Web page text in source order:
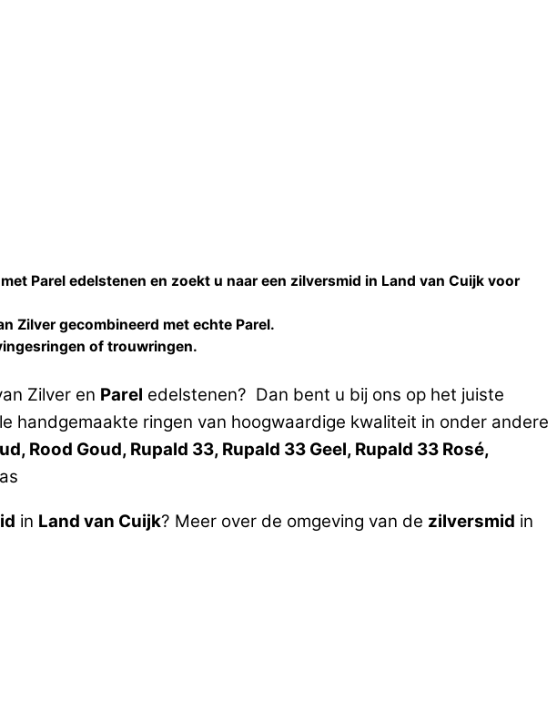
Parel edelstenen en zoekt u naar een zilversmid in Land van Cuijk voor
Zilver gecombineerd met echte Parel.
of trouwringen.
Zilver en Parel edelstenen? Dan bent u bij ons op het juiste
handgemaakte ringen van hoogwaardige kwaliteit in onder andere
Rood Goud, Rupald 33, Rupald 33 Geel, Rupald 33 Rosé,
in Land van Cuijk? Meer over de omgeving van de zilversmid in